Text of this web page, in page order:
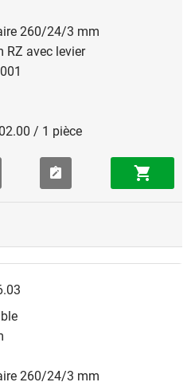
260/24/3 mm
RZ avec levier
/ 1 pièce
260/24/3 mm